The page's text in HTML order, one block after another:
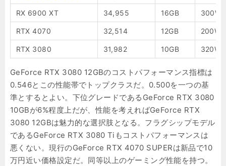
RX 6900 XT 34,955 16GB 300W
RTX 4070 32,514 12GB 200W
RTX 3080 31,982 10GB 320W
GeForce RTX 3080 12GBのコストパフォーマンス指標は
0.546とこの性能帯でトップクラスだ。0.500を一つの基
準とするとよい。下位グレードであるGeForce RTX 3080
10GBが6%程度上だが、性能を考えればGeForce RTX
3080 12GBは魅力的な選択肢となる。フラグシップモデル
であるGeForce RTX 3080 Tiもコストパフォーマンスは
悪くない。現行のGeForce RTX 4070 SUPERは新品で10
万円近い価格設定だ。同等以上のゲーミング性能を持つ。